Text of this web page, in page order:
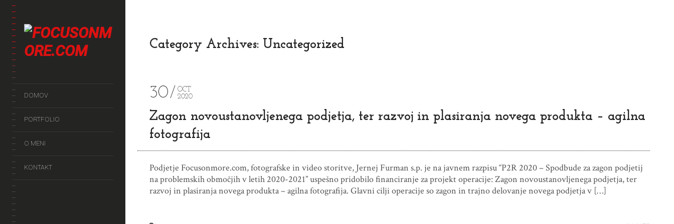
DOMOV
PORTFOLIO
O MENI
KONTAKT
Category Archives: Uncategorized
30
OCT
2020
Zagon novoustanovljenega podjetja, ter razvoj in plasiranja novega produkta – agilna
fotografija
Podjetje Focusonmore.com, fotografske in video storitve, Jernej Furman s.p. je na javnem razpisu “P2R 2020 – Spodbude za zagon podjetij
na problemskih območjih v letih 2020-2021” uspešno pridobilo financiranje za projekt operacije: Zagon novoustanovljenega podjetja, ter
razvoj in plasiranja novega produkta – agilna fotografija. Glavni cilji operacije so zagon in trajno delovanje novega podjetja v […]